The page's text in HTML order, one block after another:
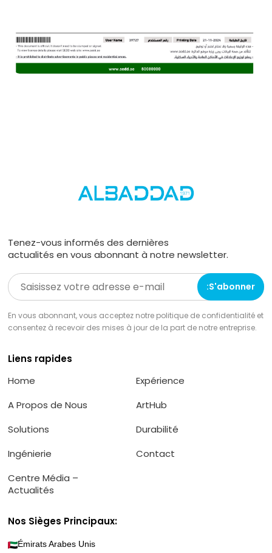
Tenez-vous informés des dernières
actualités en vous abonnant à notre newsletter.
En vous abonnant, vous acceptez notre politique de confidentialité et
consentez à recevoir des mises à jour de la part de notre entreprise.
Liens rapides
Home
A Propos de Nous
Solutions
Ingénierie
Centre Média –
Actualités
Expérience
ArtHub
Durabilité
Contact
Nos Sièges Principaux:
Émirats Arabes Unis